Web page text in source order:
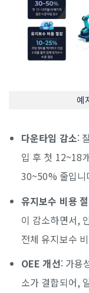
예
다운타임 감소:
입 후 첫 12~18
30~50% 줄입니
유지보수 비용
이 감소하면서,
전체 유지보수
OEE 개선: 가용
소가 결합되어,